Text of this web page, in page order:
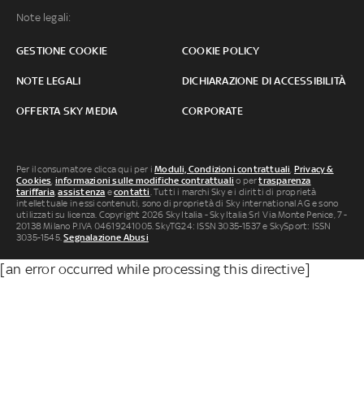
Note legali:
GESTIONE COOKIE COOKIE POLICY
NOTE LEGALI DICHIARAZIONE DI ACCESSIBILITÀ
OFFERTA SKY MEDIA CORPORATE
Per il consumatore clicca qui per iModuli, Condizioni contrattuali Privacy &
Cookies informazioni sulle modifiche contrattuali o pertrasparenza
tariffaria ,assistenza econtatti . Tutti i marchi Sky e i diritti di proprietà
intellettuale in essi contenuti, sono di proprietà di Sky international AG e sono
utilizzati su licenza. Copyright 2026 Sky Italia - Sky Italia Srl Via Monte Penice, 7 -
20138 Milano P.IVA 04619241005. SkyTG24: ISSN 3035-1537 e SkySport: ISSN
3035-1545.Segnalazione Abusi
[an error occurred while processing this directive]